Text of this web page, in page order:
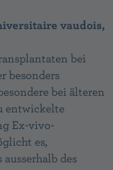
vaudois,
bei
besonders
bei älteren
entwickelte
Ex-vivo-
es,
des